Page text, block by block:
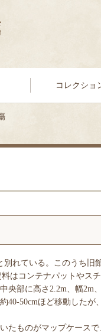
コレクショ
別れている。このうち
はコンテナパットやス
中央部に高さ2.2m、幅2m
40-50cmほど移動した
たものがマップケース